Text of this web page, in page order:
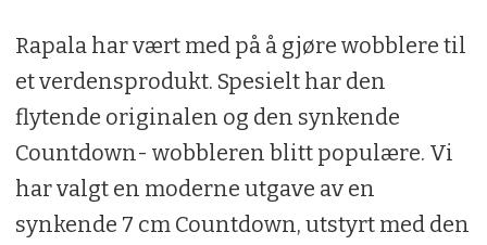
Rapala har vært med på å gjøre wobblere til
et verdensprodukt. Spesielt har den
flytende originalen og den synkende
Countdown- wobbleren blitt populære. Vi
har valgt en moderne utgave av en
synkende 7 cm Countdown, utstyrt med den